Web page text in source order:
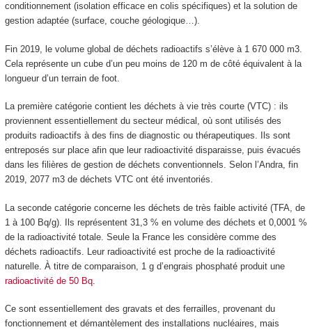
conditionnement (isolation efficace en colis spécifiques) et la solution de
gestion adaptée (surface, couche géologique…).
Fin 2019, le volume global de déchets radioactifs s’élève à 1 670 000 m3.
Cela représente un cube d’un peu moins de 120 m de côté équivalent à la
longueur d’un terrain de foot.
La première catégorie contient les déchets à vie très courte (VTC) : ils
proviennent essentiellement du secteur médical, où sont utilisés des
produits radioactifs à des fins de diagnostic ou thérapeutiques. Ils sont
entreposés sur place afin que leur radioactivité disparaisse, puis évacués
dans les filières de gestion de déchets conventionnels. Selon l’Andra, fin
2019, 2077 m3de déchets VTC ont été inventoriés.
La seconde catégorie concerne les déchets de très faible activité (TFA, de
1 à 100 Bq/g). Ils représentent 31,3 % en volume des déchets et 0,0001 %
de la radioactivité totale. Seule la France les considère comme des
déchets radioactifs. Leur radioactivité est proche de la radioactivité
naturelle. À titre de comparaison, 1 g d’engrais phosphaté produit une
radioactivité de 50 Bq.
Ce sont essentiellement des gravats et des ferrailles, provenant du
fonctionnement et démantèlement des installations nucléaires, mais